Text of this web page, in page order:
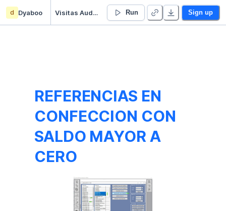
d Dyaboo Visitas Auditoras Producción App PLM DY Run Sign up
REFERENCIAS EN
CONFECCION CON
SALDO MAYOR A
CERO